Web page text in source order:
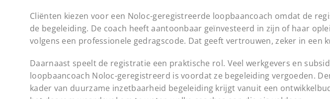
Cliënten kiezen voor een Noloc-geregistreerde loopbaancoach omdat de
de begeleiding. De coach heeft aantoonbaar geïnvesteerd in zijn of haar
volgens een professionele gedragscode. Dat geeft vertrouwen, zeker in een
Daarnaast speelt de registratie een praktische rol. Veel werkgevers en
loopbaancoach Noloc-geregistreerd is voordat ze begeleiding vergoeden.
kader van duurzame inzetbaarheid begeleiding krijgt vanuit een